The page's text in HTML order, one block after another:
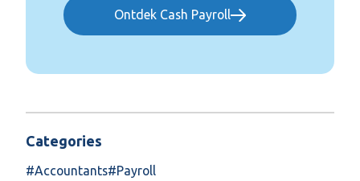
Ontdek Cash Payroll
Categories
#Accountants#Payroll